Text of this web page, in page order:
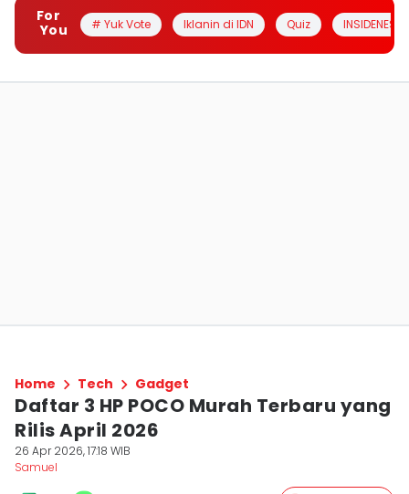
For
You
# Yuk Vote Iklanin di IDN Quiz INSIDENESIA
Home Tech Gadget
Daftar 3 HP POCO Murah Terbaru yang
Rilis April 2026
26 Apr 2026, 17:18 WIB
Samuel